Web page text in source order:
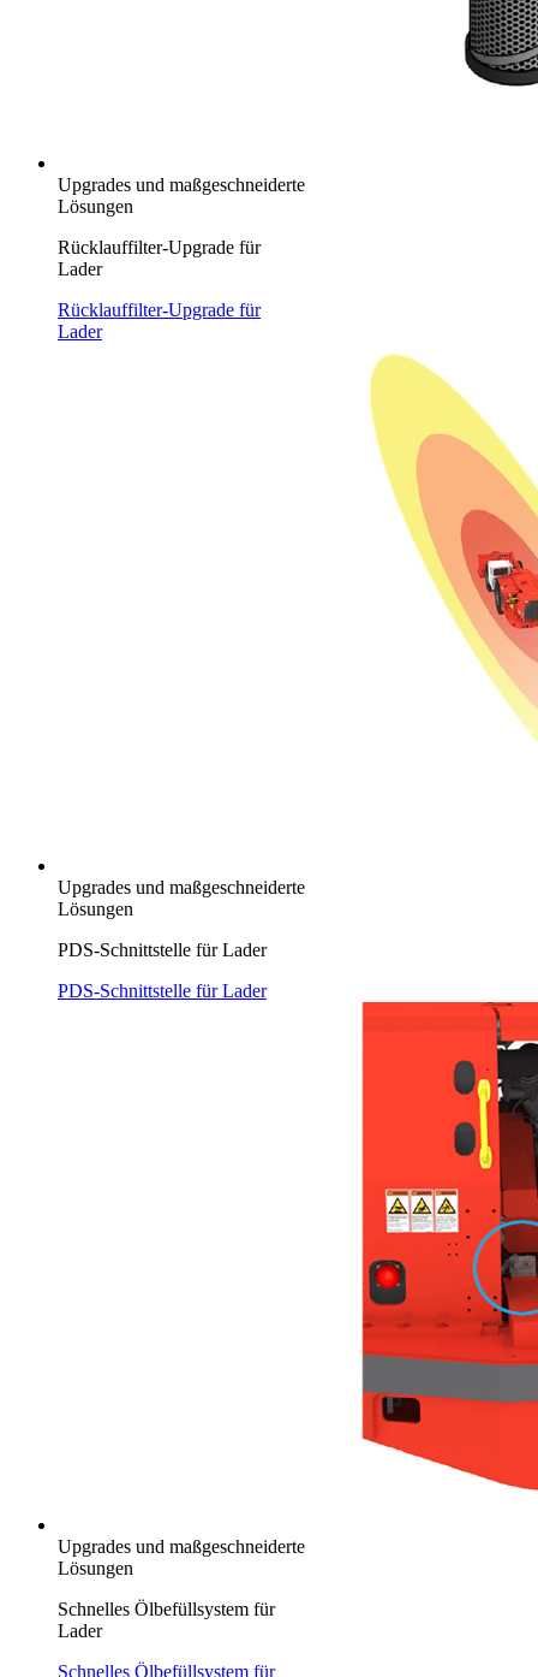
Upgrades und maßgeschneiderte
Lösungen
Rücklauffilter-Upgrade für
Lader
Rücklauffilter-Upgrade für
Lader
Upgrades und maßgeschneiderte
Lösungen
PDS-Schnittstelle für Lader
PDS-Schnittstelle für Lader
Upgrades und maßgeschneiderte
Lösungen
Schnelles Ölbefüllsystem für
Lader
Schnelles Ölbefüllsystem für